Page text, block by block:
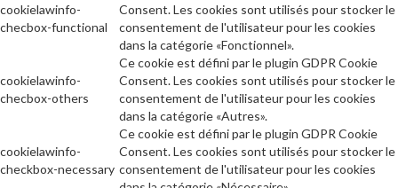
cookielawinfo-
checbox-functional
Consent. Les cookies sont utilisés pour stocker le
consentement de l'utilisateur pour les cookies
dans la catégorie «Fonctionnel».
cookielawinfo-
checbox-others
Ce cookie est défini par le plugin GDPR Cookie
Consent. Les cookies sont utilisés pour stocker le
consentement de l'utilisateur pour les cookies
dans la catégorie «Autres».
cookielawinfo-
checkbox-necessary
Ce cookie est défini par le plugin GDPR Cookie
Consent. Les cookies sont utilisés pour stocker le
consentement de l'utilisateur pour les cookies